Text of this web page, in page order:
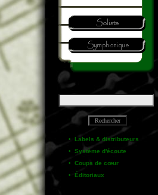
• Labels & distributeurs
• Système d'écoute
• Coups de cœur
• Éditoriaux